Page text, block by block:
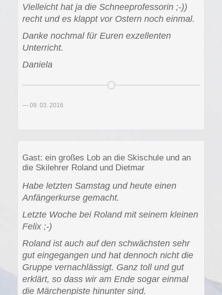
Vielleicht hat ja die Schneeprofessorin ;-))
recht und es klappt vor Ostern noch einmal.
Danke nochmal für Euren exzellenten
Unterricht.
Daniela
09. 03. 2016
Gast: ein großes Lob an die Skischule und an
die Skilehrer Roland und Dietmar
Habe letzten Samstag und heute einen
Anfängerkurse gemacht.
Letzte Woche bei Roland mit seinem kleinen
Felix ;-)
Roland ist auch auf den schwächsten sehr
gut eingegangen und hat dennoch nicht die
Gruppe vernachlässigt. Ganz toll und gut
erklärt, so dass wir am Ende sogar einmal
die Märchenpiste hinunter sind.